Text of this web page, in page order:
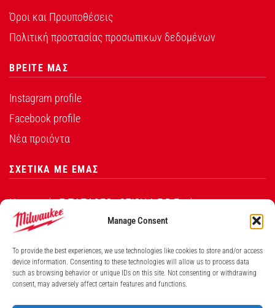
Manage Consent
To provide the best experiences, we use technologies like cookies to store and/or access
device information. Consenting to these technologies will allow us to process data
such as browsing behavior or unique IDs on this site. Not consenting or withdrawing
consent, may adversely affect certain features and functions.
Όροι και Προυποθέσεις
Πολιτική προστασίας προσωπικων δεδομένων
ΒΡΕΙΤΕ ΜΑΣ
Instagram profile
Facebook profile
Νέα προιόντα
ΣΧΕΤΙΚΑ ΜΕ ΕΜΑΣ
Η εταιρεία Σ.ΠΑΠΑΘΕΟ∆ΟΣΙΟΥ Α.Ε.Β.Ε. είναι ο
εξουσιοδοτημένος αντιπρόσωπος από την Techtronic
Industries Co. Ltd για τα προϊόντα που φέρουν το
λογότυπο Milwaukee στην Ελλάδα.
Λ. ΒΕΙΚΟΥ 131, ΓΑΛΑΤΣΙ ΑΘΗΝΑ, 11146